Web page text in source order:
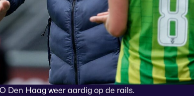
Den Haag weer aardig op de rails.